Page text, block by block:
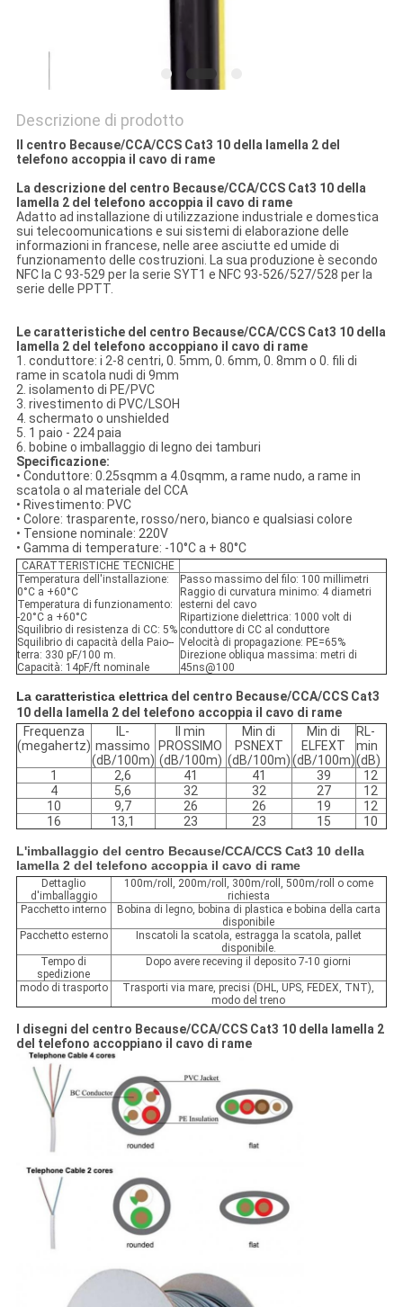
Descrizione di prodotto
Il centro Because/CCA/CCS Cat3 10 della lamella 2 del
telefono accoppia il cavo di rame
La descrizione del centro Because/CCA/CCS Cat3 10 della
lamella 2 del telefono accoppia il cavo di rame
Adatto ad installazione di utilizzazione industriale e domestica
sui telecoomunications e sui sistemi di elaborazione delle
informazioni in francese, nelle aree asciutte ed umide di
funzionamento delle costruzioni. La sua produzione è secondo
NFC la C 93-529 per la serie SYT1 e NFC 93-526/527/528 per la
serie delle PPTT.
Le caratteristiche del centro Because/CCA/CCS Cat3 10 della
lamella 2 del telefono accoppiano il cavo di rame
1. conduttore: i 2-8 centri, 0. 5mm, 0. 6mm, 0. 8mm o 0. fili di
rame in scatola nudi di 9mm
2. isolamento di PE/PVC
3. rivestimento di PVC/LSOH
4. schermato o unshielded
5. 1 paio - 224 paia
6. bobine o imballaggio di legno dei tamburi
Specificazione:
• Conduttore: 0.25sqmm a 4.0sqmm, a rame nudo, a rame in
scatola o al materiale del CCA
• Rivestimento: PVC
• Colore: trasparente, rosso/nero, bianco e qualsiasi colore
• Tensione nominale: 220V
• Gamma di temperature: -10°C a + 80°C
CARATTERISTICHE TECNICHE
Temperatura dell'installazione:
0°C a +60°C
Temperatura di funzionamento:
-20°C a +60°C
Squilibrio di resistenza di CC: 5%
Squilibrio di capacità della Paio--
terra: 330 pF/100 m.
Capacità: 14pF/ft nominale
Passo massimo del filo: 100 millimetri
Raggio di curvatura minimo: 4 diametri
esterni del cavo
Ripartizione dielettrica: 1000 volt di
conduttore di CC al conduttore
Velocità di propagazione: PE=65%
Direzione obliqua massima: metri di
45ns@100
La caratteristica elettricadel centro Because/CCA/CCS Cat3
10 della lamella 2 del telefono accoppia il cavo di rame
Frequenza
(megahertz)
IL-
massimo
(dB/100m)
Il min
PROSSIMO
(dB/100m)
Min di
PSNEXT
(dB/100m)
Min di
ELFEXT
(dB/100m)
RL-
min
(dB)
1
2,6 41 41 39
12
4
5,6 32 32 27
12
10
9,7 26 26 19
12
16
13,1 23 23 15 10
L'imballaggio del centro Because/CCA/CCS Cat3 10 della
lamella 2 del telefono accoppia il cavo di rame
Dettaglio
d'imballaggio
100m/roll, 200m/roll, 300m/roll, 500m/roll o come
richiesta
Pacchetto interno
Bobina di legno, bobina di plastica e bobina della carta
disponibile
Pacchetto esterno
Inscatoli la scatola, estragga la scatola, pallet
disponibile.
Tempo di
spedizione
Dopo avere receving il deposito 7-10 giorni
modo di trasporto
Trasporti via mare, precisi (DHL, UPS, FEDEX, TNT),
modo del treno
I disegni del centro Because/CCA/CCS Cat3 10 della lamella 2
del telefono accoppiano il cavo di rame